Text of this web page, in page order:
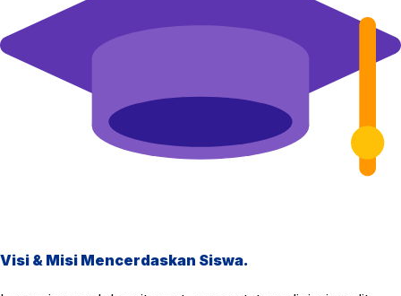
Visi & Misi Mencerdaskan Siswa.